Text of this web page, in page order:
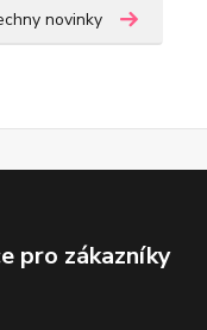
novinky
pro zákazníky